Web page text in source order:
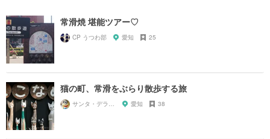
常滑焼 堪能ツアー♡
CP うつわ部 愛知 25
猫の町、常滑をぶらり散歩する旅
サンタ・デラックス 愛知 38